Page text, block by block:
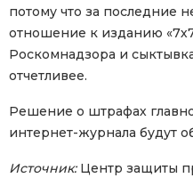
потому что за последние
отношение к изданию
Роскомнадзора и
отчетливее.
Решение о штрафах
интернет-журнала будут
Источник:Центр защиты